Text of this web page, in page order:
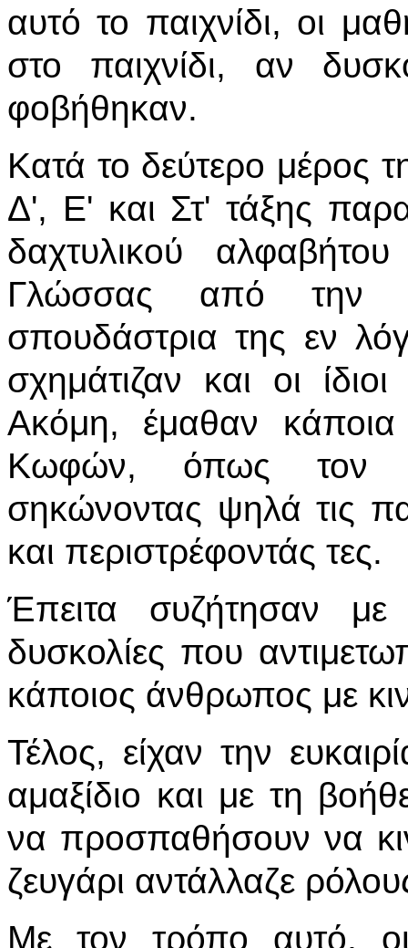
αυτό το παιχνίδι, οι
στο παιχνίδι, αν
φοβήθηκαν.
Κατά το δεύτερο μέρος
Δ', Ε' και Στ' τάξης
δαχτυλικού
Γλώσσας από την
σπουδάστρια της εν
σχημάτιζαν και οι
Ακόμη, έμαθαν κάποια
Κωφών, όπως τον
σηκώνοντας ψηλά τις
και περιστρέφοντάς τες.
Έπειτα συζήτησαν
δυσκολίες που
κάποιος άνθρωπος με
Τέλος, είχαν την
αμαξίδιο και με τη
να προσπαθήσουν να
ζευγάρι αντάλλαζε
Με τον τρόπο αυτό,